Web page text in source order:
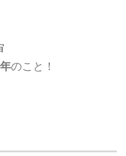
のこと！